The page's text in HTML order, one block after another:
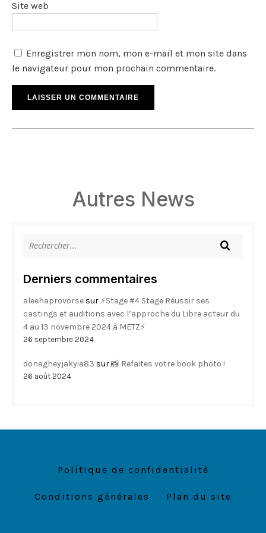
Site web
Enregistrer mon nom, mon e-mail et mon site dans
le navigateur pour mon prochain commentaire.
Autres News
Derniers commentaires
aleehaprovorse sur ⚡Stage #4 Stage Réussir ses
castings et auditions avec l’approche du Libre acteur du
4 au 13 novembre 2024 à METZ⚡
26 septembre 2024
donagheyjakyia83 sur📸 Refaites votre book photo !
26 août 2024
Politique de confidentialité
Conditions générales Plan du site